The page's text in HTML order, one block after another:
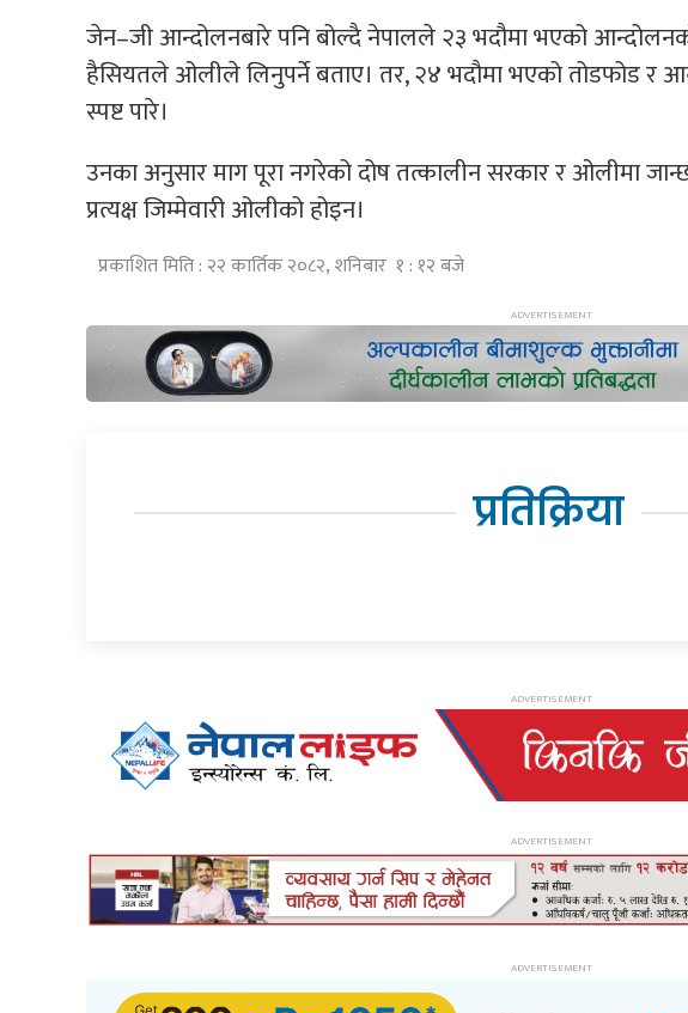
जेन–जी आन्दोलनबारे पनि बोल्दै नेपालले २३ भदौमा भएको आन्दोलनको
हैसियतले ओलीले लिनुपर्ने बताए। तर, २४ भदौमा भएको तोडफोड र
स्पष्ट पारे।
उनका अनुसार माग पूरा नगरेको दोष तत्कालीन सरकार र ओलीमा
प्रत्यक्ष जिम्मेवारी ओलीको होइन।
प्रकाशित मिति : २२ कार्तिक २०८२, शनिबार १ : १२ बजे
प्रतिक्रिया